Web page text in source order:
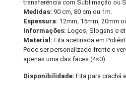
transferência com Sublimação ou
Medidas: 90 cm, 80 cm ou 1m.
Espessura: 12mm, 15mm, 20mm
Informações:Logos, Slogans e
Material: Fita acetinada em
Pode ser personalizado frente e
apenas uma das faces (4×0).
Disponibilidade:Fita para crachá